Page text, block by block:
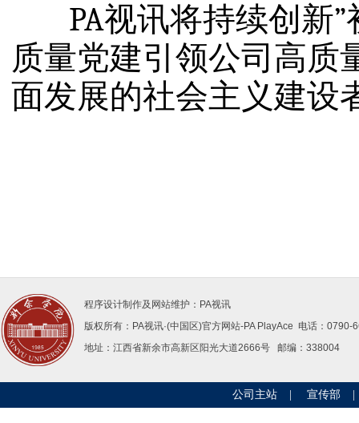
PA视讯将持续创 新
质量党建引领公司高质
面发展的社会主义建设
程序设计制作及网站维护：PA视讯
版权所有：PA视讯·(中国区)官方网站-PAPlayAce 电话：0790-
地址：江西省新余市高新区阳光大道2666号邮编：338004
公司主站 宣传部